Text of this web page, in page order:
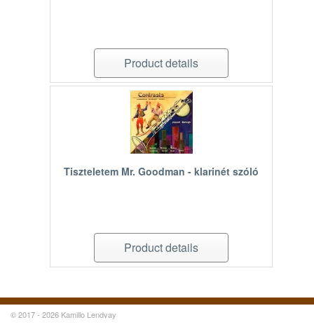
Product details
Tiszteletem Mr. Goodman - klarinét szóló
Product details
© 2017 - 2026 Kamillo Lendvay